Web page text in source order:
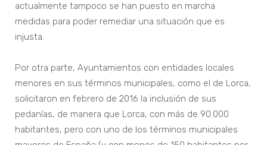
actualmente tampoco se han puesto en marcha
medidas para poder remediar una situación que es
injusta.
Por otra parte, Ayuntamientos con entidades locales
menores en sus términos municipales, como el de Lorca,
solicitaron en febrero de 2016 la inclusión de sus
pedanías, de manera que Lorca, con más de 90.000
habitantes, pero con uno de los términos municipales